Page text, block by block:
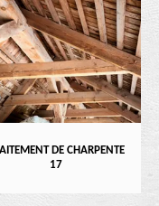
DE CHARPENTE
17